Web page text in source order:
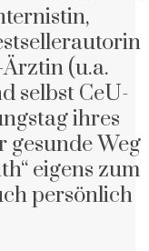
Ärztin (u.a.
selbst CeU-
ihres
gesunde Weg
eigens zum
persönlich